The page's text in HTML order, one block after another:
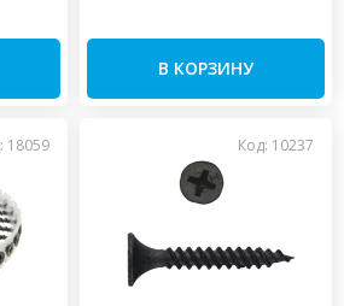
В КОРЗИНУ
18059 Код: 10237